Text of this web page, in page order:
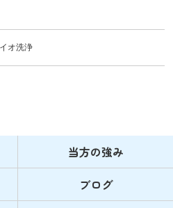
オ洗浄
当方の強み
ブログ